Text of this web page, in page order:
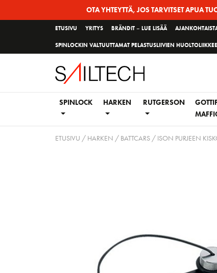
OTA YHTEYTTÄ, JOS TARVITSET APUA
ETUSIVU YRITYS BRÄNDIT – LUE LISÄÄ
SPINLOCKIN VALTUUTTAMAT PELASTUSLIIVIEN
SPINLOCK HARKEN RUTGERSON
ETUSIVU / HARKEN / BATTCARS / ISON PURJEEN